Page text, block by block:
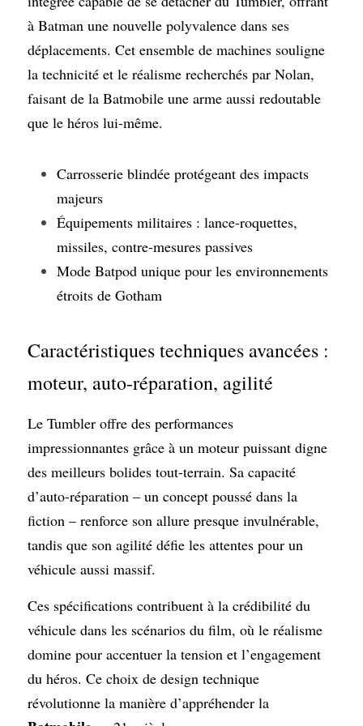
à Batman une nouvelle polyvalence dans ses
déplacements. Cet ensemble de machines souligne
la technicité et le réalisme recherchés par Nolan,
faisant de la Batmobile une arme aussi redoutable
que le héros lui-même.
Carrosserie blindée protégeant des impacts
majeurs
Équipements militaires : lance-roquettes,
missiles, contre-mesures passives
Mode Batpod unique pour les environnements
étroits de Gotham
Caractéristiques techniques avancées :
moteur, auto-réparation, agilité
Le Tumbler offre des performances
impressionnantes grâce à un moteur puissant digne
des meilleurs bolides tout-terrain. Sa capacité
d’auto-réparation – un concept poussé dans la
fiction – renforce son allure presque invulnérable,
tandis que son agilité défie les attentes pour un
véhicule aussi massif.
Ces spécifications contribuent à la crédibilité du
véhicule dans les scénarios du film, où le réalisme
domine pour accentuer la tension et l’engagement
du héros. Ce choix de design technique